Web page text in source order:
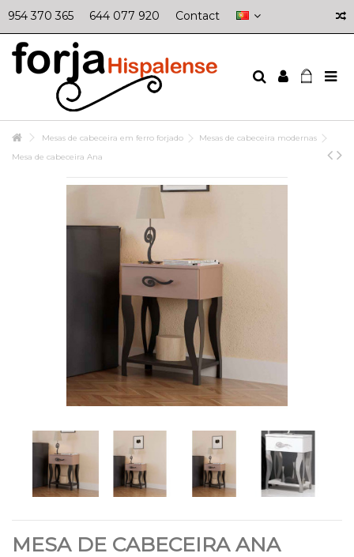
954 370 365 644 077 920 Contact
Mesas de cabeceira em ferro forjado
Mesas de cabeceira modernas
Mesa de cabeceira Ana
MESA DE CABECEIRA ANA